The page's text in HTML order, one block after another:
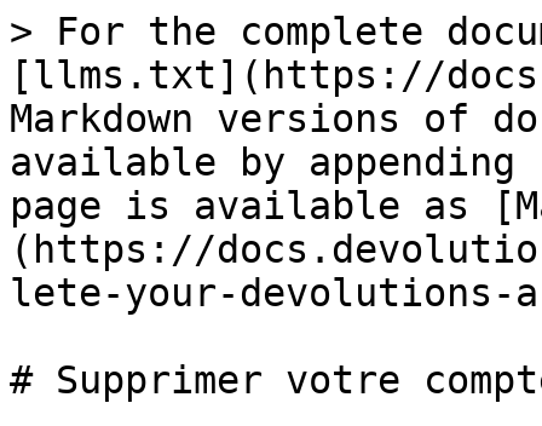
> For the complete
[llms.txt](https://
Markdown versions of
available by
page is available as
(https://
lete-your-devolutions-
# Supprimer votre